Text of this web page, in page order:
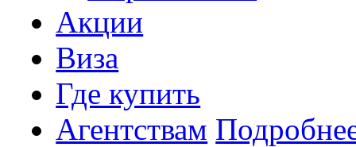
Акции
Виза
Где купить
Агентствам